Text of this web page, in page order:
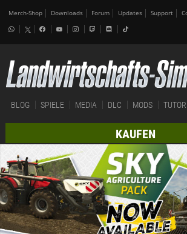
Merch-Shop Downloads Forum Updates Support
BLOG SPIELE MEDIA DLC MODS
KAUFEN